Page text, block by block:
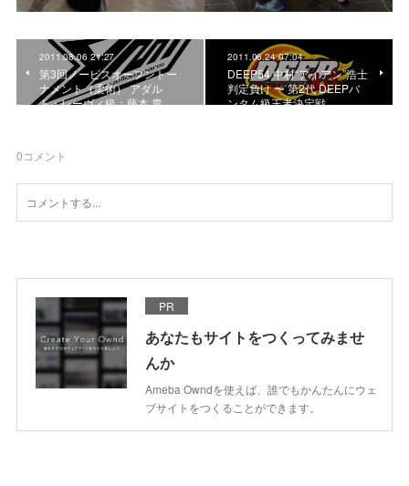
2011.08.06 21:27
第3回ノービスオープントー
ナメント（柔術） アダル
ト・レーヴィ級：藤本 貴…
2011.06.24 07:04
DEEP54 中村“アイアン”浩士
判定負け 〜 第2代 DEEPバ
ンタム級王者決定戦
0コメント
PR
あなたもサイトをつくってみませ
んか
Ameba Owndを使えば、誰でもかんたんにウェ
ブサイトをつくることができます。